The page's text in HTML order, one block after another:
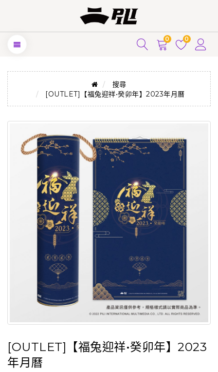
0 0
搜尋
[OUTLET]【福兔迎祥•癸卯年】2023年月曆
[OUTLET]【福兔迎祥•癸卯年】2023
年月曆